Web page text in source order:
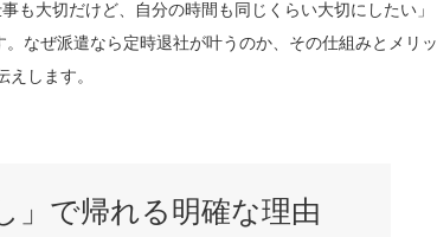
も大切だけど、自分の時間も同じくらい大切にしたい」
。なぜ派遣なら定時退社が叶うのか、その仕組みとメリッ
えします。
」で帰れる明確な理由